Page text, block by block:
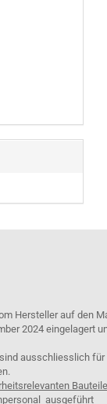
Hersteller auf den
2024 eingelagert
ausschliesslich für
ausgeführt